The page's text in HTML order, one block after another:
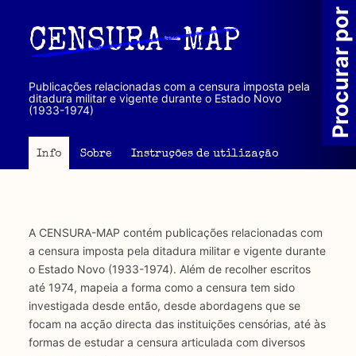
principal
CENSURA-MAP
Publicações relacionadas com a censura imposta pela
ditadura militar e vigente durante o Estado Novo
(1933-1974)
Info Sobre Instruções de utilização
A CENSURA-MAP contém publicações relacionadas com
a censura imposta pela ditadura militar e vigente durante
o Estado Novo (1933-1974). Além de recolher escritos
até 1974, mapeia a forma como a censura tem sido
investigada desde então, desde abordagens que se
focam na acção directa das instituições censórias, até às
formas de estudar a censura articulada com diversos
Procurar por